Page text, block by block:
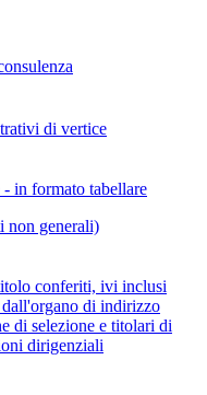
di vertice
in formato tabellare
non generali)
conferiti, ivi inclusi
di indirizzo
di selezione e titolari di
dirigenziali